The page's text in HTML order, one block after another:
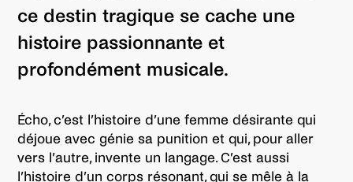
ce destin tragique se cache une
histoire passionnante et
profondément musicale.
Écho, c’est l’histoire d’une femme désirante qui
déjoue avec génie sa punition et qui, pour aller
vers l’autre, invente un langage. C’est aussi
l’histoire d’un corps résonant, qui se mêle à la